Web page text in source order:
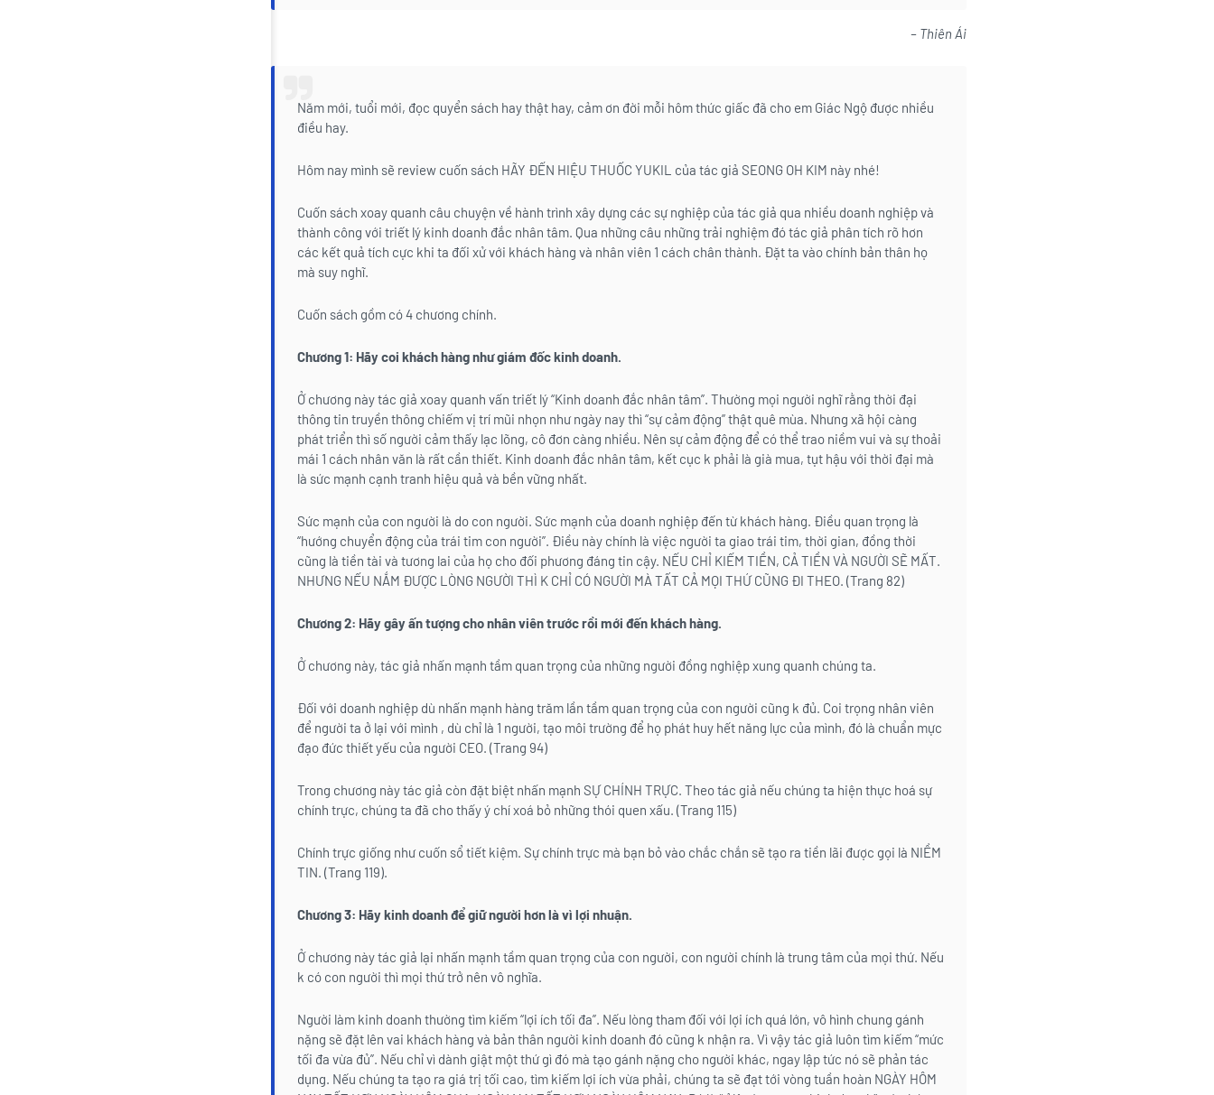
– Thiên Ái
Năm mới, tuổi mới, đọc quyển sách hay thật hay, cảm ơn đời mỗi hôm thức giấc đã cho em Giác Ngộ được nhiều
điều hay.
Hôm nay mình sẽ review cuốn sách HÃY ĐẾN HIỆU THUỐC YUKIL của tác giả SEONG OH KIM này nhé!
Cuốn sách xoay quanh câu chuyện về hành trình xây dựng các sự nghiệp của tác giả qua nhiều doanh nghiệp và
thành công với triết lý kinh doanh đắc nhân tâm. Qua những câu những trải nghiệm đó tác giả phân tích rõ hơn
các kết quả tích cực khi ta đối xử với khách hàng và nhân viên 1 cách chân thành. Đặt ta vào chính bản thân họ
mà suy nghĩ.
Cuốn sách gồm có 4 chương chính.
Chương 1: Hãy coi khách hàng như giám đốc kinh doanh.
Ở chương này tác giả xoay quanh vấn triết lý “Kinh doanh đắc nhân tâm”. Thường mọi người nghĩ rằng thời đại
thông tin truyền thông chiếm vị trí mũi nhọn như ngày nay thì “sự cảm động” thật quê mùa. Nhưng xã hội càng
phát triển thì số người cảm thấy lạc lõng, cô đơn càng nhiều. Nên sự cảm động để có thể trao niềm vui và sự thoải
mái 1 cách nhân văn là rất cần thiết. Kinh doanh đắc nhân tâm, kết cục k phải là già mua, tụt hậu với thời đại mà
là sức mạnh cạnh tranh hiệu quả và bền vững nhất.
Sức mạnh của con người là do con người. Sức mạnh của doanh nghiệp đến từ khách hàng. Điều quan trọng là
“hướng chuyển động của trái tim con người”. Điều này chính là việc người ta giao trái tim, thời gian, đồng thời
cũng là tiền tài và tương lai của họ cho đối phương đáng tin cậy. NẾU CHỈ KIẾM TIỀN, CẢ TIỀN VÀ NGƯỜI SẼ MẤT.
NHƯNG NẾU NẮM ĐƯỢC LÒNG NGƯỜI THÌ K CHỈ CÓ NGƯỜI MÀ TẤT CẢ MỌI THỨ CŨNG ĐI THEO. (Trang 82)
Chương 2: Hãy gây ấn tượng cho nhân viên trước rồi mới đến khách hàng.
Ở chương này, tác giả nhấn mạnh tầm quan trọng của những người đồng nghiệp xung quanh chúng ta.
Đối với doanh nghiệp dù nhấn mạnh hàng trăm lần tầm quan trọng của con người cũng k đủ. Coi trọng nhân viên
để người ta ở lại với mình , dù chỉ là 1 người, tạo môi trường để họ phát huy hết năng lực của mình, đó là chuẩn mực
đạo đức thiết yếu của người CEO. (Trang 94)
Trong chương này tác giả còn đặt biệt nhấn mạnh SỰ CHÍNH TRỰC. Theo tác giả nếu chúng ta hiện thực hoá sự
chính trực, chúng ta đã cho thấy ý chí xoá bỏ những thói quen xấu. (Trang 115)
Chính trực giống như cuốn sổ tiết kiệm. Sự chính trực mà bạn bỏ vào chắc chắn sẽ tạo ra tiền lãi được gọi là NIỀM
TIN. (Trang 119).
Chương 3: Hãy kinh doanh để giữ người hơn là vì lợi nhuận.
Ở chương này tác giả lại nhấn mạnh tầm quan trọng của con người, con người chính là trung tâm của mọi thứ. Nếu
k có con người thì mọi thứ trở nên vô nghĩa.
Người làm kinh doanh thường tìm kiếm “lợi ích tối đa”. Nếu lòng tham đối với lợi ích quá lớn, vô hình chung gánh
nặng sẽ đặt lên vai khách hàng và bản thân người kinh doanh đó cũng k nhận ra. Vì vậy tác giả luôn tìm kiếm “mức
tối đa vừa đủ”. Nếu chỉ vì dành giật một thứ gì đó mà tạo gánh nặng cho người khác, ngay lập tức nó sẽ phản tác
dụng. Nếu chúng ta tạo ra giá trị tối cao, tìm kiếm lợi ích vừa phải, chúng ta sẽ đạt tới vòng tuần hoàn NGÀY HÔM